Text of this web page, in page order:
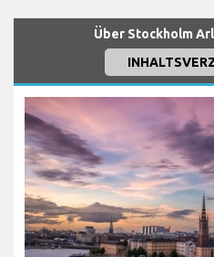
Über Stockholm